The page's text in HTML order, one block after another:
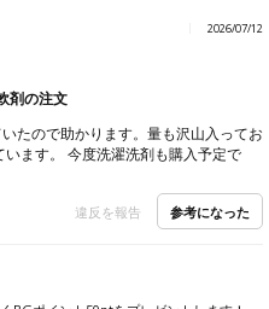
2026/07/12
剤の注文
たので助かります。量も沢山入ってお
ます。 今度洗濯洗剤も購入予定で
違反を報告 参考になった